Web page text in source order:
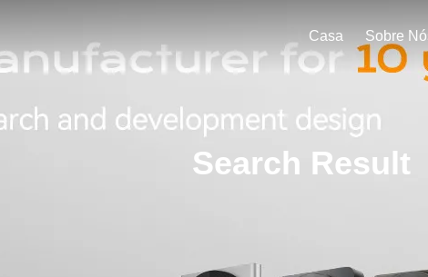
Casa Sobre
Search Result